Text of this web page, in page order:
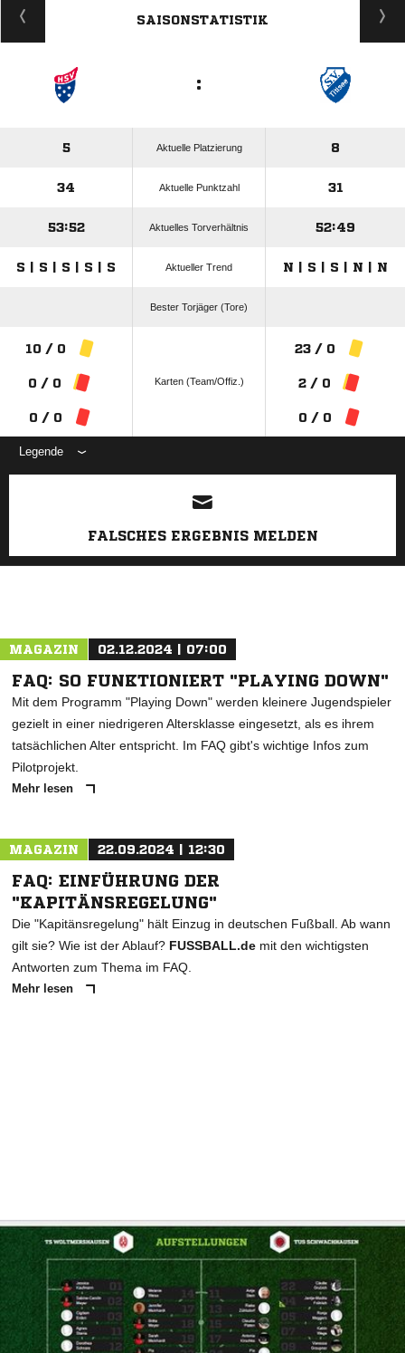
SAISONSTATISTIK
:
5 Aktuelle Platzierung 8
34 Aktuelle Punktzahl 31
53:52 Aktuelles Torverhältnis 52:49
S | S | S | S | S Aktueller Trend N | S | S | N | N
Bester Torjäger (Tore)
10 / 0
0 / 0
0 / 0
Karten (Team/Offiz.)
23 / 0
2 / 0
0 / 0
Legende
ANZEIGE
FALSCHES ERGEBNIS MELDEN
MAGAZIN 02.12.2024 | 07:00
FAQ: SO FUNKTIONIERT "PLAYING DOWN"
Mit dem Programm "Playing Down" werden kleinere Jugendspieler
gezielt in einer niedrigeren Altersklasse eingesetzt, als es ihrem
tatsächlichen Alter entspricht. Im FAQ gibt's wichtige Infos zum
Pilotprojekt.
Mehr lesen
MAGAZIN 22.09.2024 | 12:30
FAQ: EINFÜHRUNG DER
"KAPITÄNSREGELUNG"
Die "Kapitänsregelung" hält Einzug in deutschen Fußball. Ab wann
gilt sie? Wie ist der Ablauf? FUSSBALL.de mit den wichtigsten
Antworten zum Thema im FAQ.
Mehr lesen